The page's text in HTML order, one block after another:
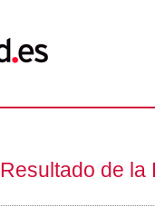
Resultado de la